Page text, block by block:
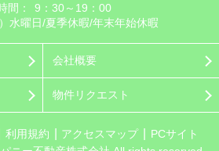
間：
9：30～19：00
）水曜日/夏季休暇/年末年始休暇
会社概要
物件リクエスト
利用規約 アクセスマップ
PCサイト